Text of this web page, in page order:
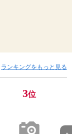
ランキングをもっと見る
3位